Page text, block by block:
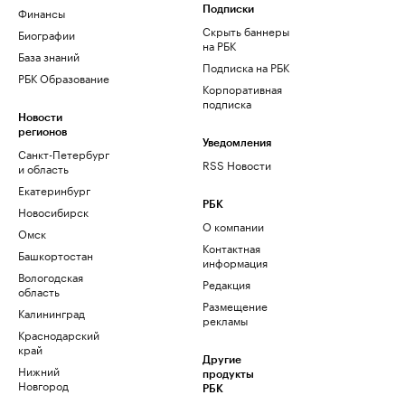
Финансы
Биографии
База знаний
РБК Образование
Новости
регионов
Санкт-Петербург
и область
Екатеринбург
Новосибирск
Омск
Башкортостан
Вологодская
область
Калининград
Краснодарский
край
Нижний
Новгород
Подписки
Скрыть баннеры
на РБК
Подписка на РБК
Корпоративная
подписка
Уведомления
RSS Новости
РБК
О компании
Контактная
информация
Редакция
Размещение
рекламы
Другие
продукты
РБК